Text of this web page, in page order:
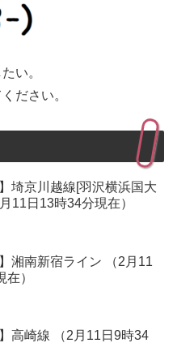
い。
ださい。
埼京川越線[羽沢横浜国大
11日13時34分現在）
湘南新宿ライン （2月11
在）
高崎線 （2月11日9時34